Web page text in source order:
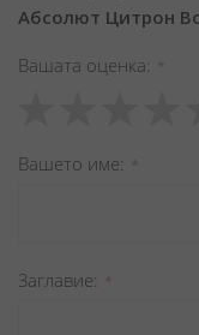
Абсолют Цитрон
Вашата оценка
star
stars
stars
stars
stars
Вашето име
Заглавиe